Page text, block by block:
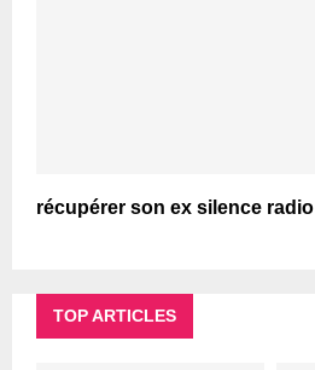
récupérer son ex silence radio
TOP ARTICLES